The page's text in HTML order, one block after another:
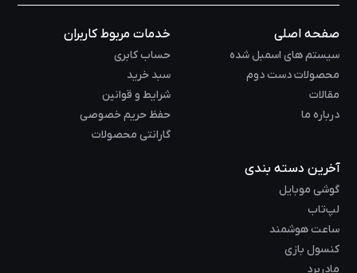
صفحه اصلی
سیستم های اسمبل شده
محصولات دست دوم
مقالات
درباره ما
خدمات مربوط کاربران
حساب کابری
سبد خرید
شرایط و قوانین
حفظ حریم خصوصی
گارانتی محصولات
آخرین دسته بندی
گوشی موبایل
لپ‌تاب
ساعت هوشمند
کنسول بازی
مادربرد